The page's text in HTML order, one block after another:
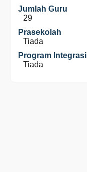
Jumlah Guru
29
Prasekolah
Tiada
Program Integrasi
Tiada